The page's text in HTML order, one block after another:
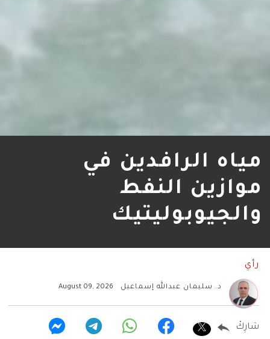
مياه الرافدين في
موازين النفط
والجيوبوليتيك
رأي
د. سليمان عبدالله إسماعيل August 09, 2026
شارِكْ